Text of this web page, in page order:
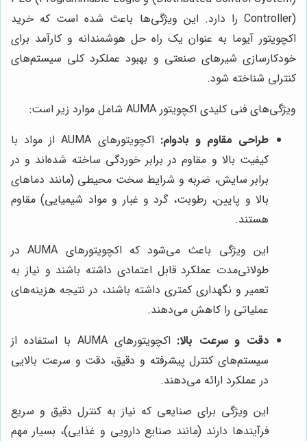
Controller) را دارد. این ویژگی‌ها باعث شده است که خرید
اکچویتور آیوما به عنوان یک راه حل هوشمندانه و کارآمد برای
خودکارسازی شیرهای صنعتی و بهبود عملکرد کلی سیستم‌های
کنترلی شناخته شود.
ویژگی‌های فنی کلیدی اکچویتور AUMA شامل موارد زیر است:
طراحی مقاوم و بادوام:
اکچویتورهای AUMA از مواد با
کیفیت بالا و مقاوم در برابر خوردگی ساخته شده‌اند و در
برابر سایش، ضربه و شرایط سخت محیطی (مانند دماهای
بالا و پایین، رطوبت، گرد و غبار و مواد شیمیایی) مقاوم
هستند.
این ویژگی باعث می‌شود که اکچویتورهای AUMA در
طولانی‌مدت عملکرد قابل اعتمادی داشته باشند و نیاز به
تعمیر و نگهداری کمتری داشته باشند، در نتیجه هزینه‌های
عملیاتی را کاهش می‌دهند.
دقت و سرعت بالا:
اکچویتورهای AUMA با استفاده از
سیستم‌های کنترل پیشرفته و دقیق، دقت و سرعت بالایی
در عملکرد ارائه می‌دهند.
این ویژگی برای صنایعی که نیاز به کنترل دقیق و سریع
فرآیندها دارند (مانند صنایع دارویی و غذایی)، بسیار مهم